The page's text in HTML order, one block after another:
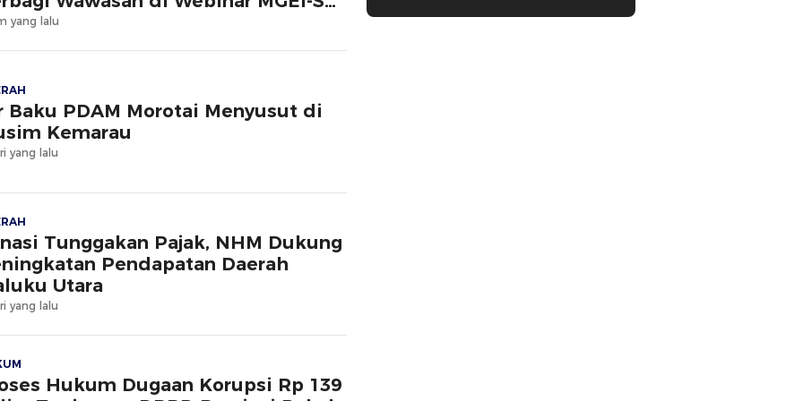
yang lalu
Baku PDAM Morotai Menyusut di
Kemarau
yang lalu
Tunggakan Pajak, NHM Dukung
Pendapatan Daerah
Utara
yang lalu
Hukum Dugaan Korupsi Rp 139